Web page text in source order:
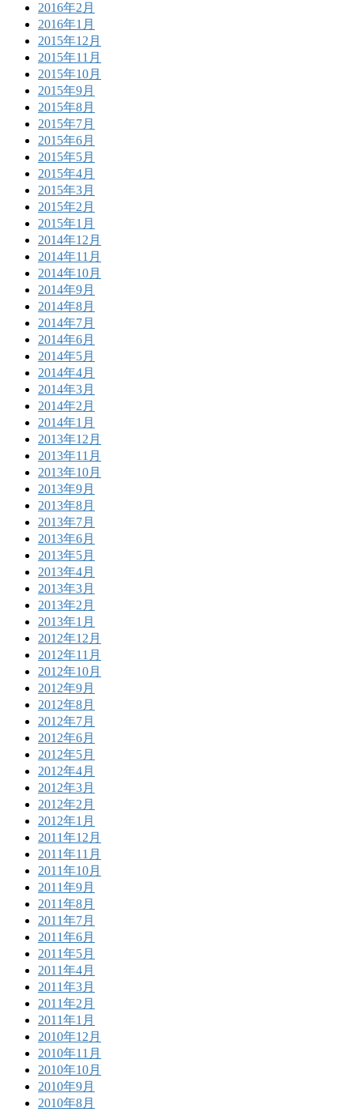
2016年2月
2016年1月
2015年12月
2015年11月
2015年10月
2015年9月
2015年8月
2015年7月
2015年6月
2015年5月
2015年4月
2015年3月
2015年2月
2015年1月
2014年12月
2014年11月
2014年10月
2014年9月
2014年8月
2014年7月
2014年6月
2014年5月
2014年4月
2014年3月
2014年2月
2014年1月
2013年12月
2013年11月
2013年10月
2013年9月
2013年8月
2013年7月
2013年6月
2013年5月
2013年4月
2013年3月
2013年2月
2013年1月
2012年12月
2012年11月
2012年10月
2012年9月
2012年8月
2012年7月
2012年6月
2012年5月
2012年4月
2012年3月
2012年2月
2012年1月
2011年12月
2011年11月
2011年10月
2011年9月
2011年8月
2011年7月
2011年6月
2011年5月
2011年4月
2011年3月
2011年2月
2011年1月
2010年12月
2010年11月
2010年10月
2010年9月
2010年8月